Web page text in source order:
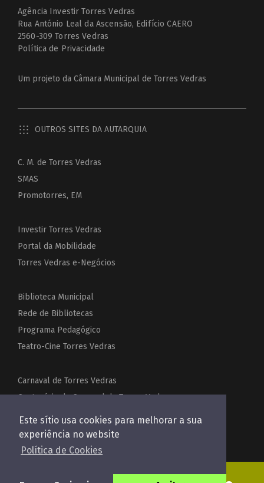
Este sítio usa cookies para melhorar a sua
experiência no website
Política de Cookies
Agência Investir Torres Vedras
Rua António Leal da Ascensão, Edifício CAERO
2560-309 Torres Vedras
Política de Privacidade
Um projeto da Câmara Municipal de Torres Vedras
OUTROS SITES DA AUTARQUIA
C. M. de Torres Vedras
SMAS
Promotorres, EM
Investir Torres Vedras
Portal da Mobilidade
Torres Vedras e-Negócios
Biblioteca Municipal
Rede de Bibliotecas
Programa Pedagógico
Teatro-Cine Torres Vedras
Carnaval de Torres Vedras
Centenário do Carnaval de Torres Vedras
Festas de Torres Vedras
Acordeões do Mundo